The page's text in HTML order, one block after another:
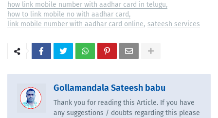
how link mobile number with aadhar card in telugu
how to link mobile no with aadhar card
link mobile number with aadhar card online sateesh services
Gollamandala Sateesh babu
Thank you for reading this Article. If you have
any suggestions / doubts regarding this please